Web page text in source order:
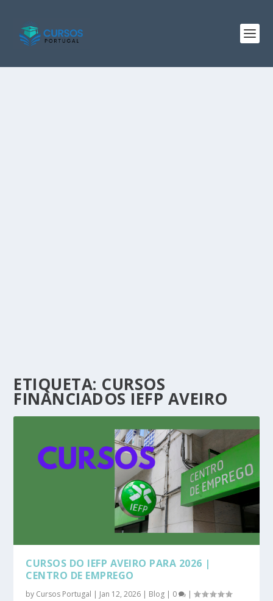
ETIQUETA: CURSOS
FINANCIADOS IEFP AVEIRO
CURSOS DO IEFP AVEIRO PARA 2026 |
CENTRO DE EMPREGO
by Cursos Portugal | Jan 12, 2026 | Blog | 0 |